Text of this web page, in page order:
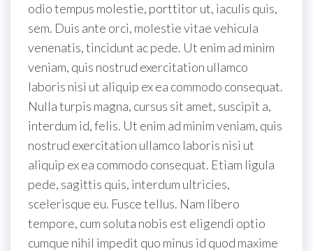
odio tempus molestie, porttitor ut, iaculis quis,
sem. Duis ante orci, molestie vitae vehicula
venenatis, tincidunt ac pede. Ut enim ad minim
veniam, quis nostrud exercitation ullamco
laboris nisi ut aliquip ex ea commodo consequat.
Nulla turpis magna, cursus sit amet, suscipit a,
interdum id, felis. Ut enim ad minim veniam, quis
nostrud exercitation ullamco laboris nisi ut
aliquip ex ea commodo consequat. Etiam ligula
pede, sagittis quis, interdum ultricies,
scelerisque eu. Fusce tellus. Nam libero
tempore, cum soluta nobis est eligendi optio
cumque nihil impedit quo minus id quod maxime